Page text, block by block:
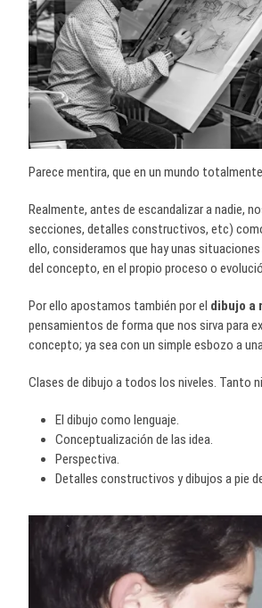
Parece mentira, que en un mundo
Realmente, antes de escandalizar a nadie,
secciones, detalles constructivos, etc)
ello, consideramos que hay unas
del concepto, en el propio proceso o
Por ello apostamos también por el dibujo a
pensamientos de forma que nos sirva para
concepto; ya sea con un simple esbozo a
Clases de dibujo a todos los niveles. Tanto
El dibujo como lenguaje.
Conceptualización de las idea.
Perspectiva.
Detalles constructivos y dibujos a pie